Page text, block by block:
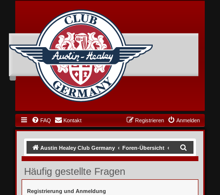
FAQ Kontakt Anmelden
Registrieren
Austin Healey Club Germany Foren-Übersicht
Häufig gestellte Fragen
Registrierung und Anmeldung